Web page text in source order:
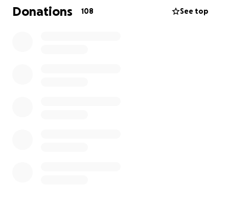
Leben lang hart und betreibt noch heute die
Wohltätigkeitsorganisation “Essen für Bildung”, mit
Donations 108 See top